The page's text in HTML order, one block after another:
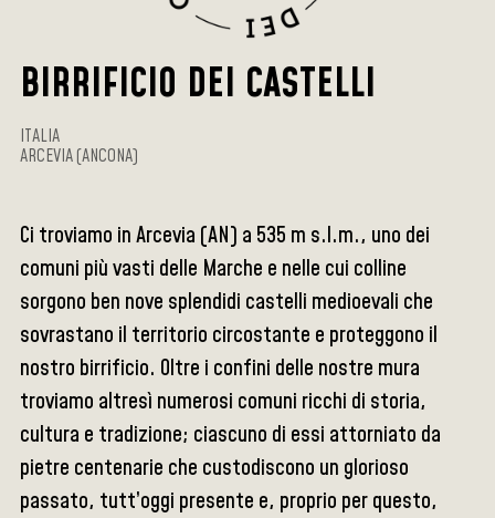
BIRRIFICIO DEI CASTELLI
ITALIA
ARCEVIA (ANCONA)
Ci troviamo in Arcevia (AN) a 535 m s.l.m., uno dei
comuni più vasti delle Marche e nelle cui colline
sorgono ben nove splendidi castelli medioevali che
sovrastano il territorio circostante e proteggono il
nostro birrificio. Oltre i confini delle nostre mura
troviamo altresì numerosi comuni ricchi di storia,
cultura e tradizione; ciascuno di essi attorniato da
pietre centenarie che custodiscono un glorioso
passato, tutt’oggi presente e, proprio per questo,